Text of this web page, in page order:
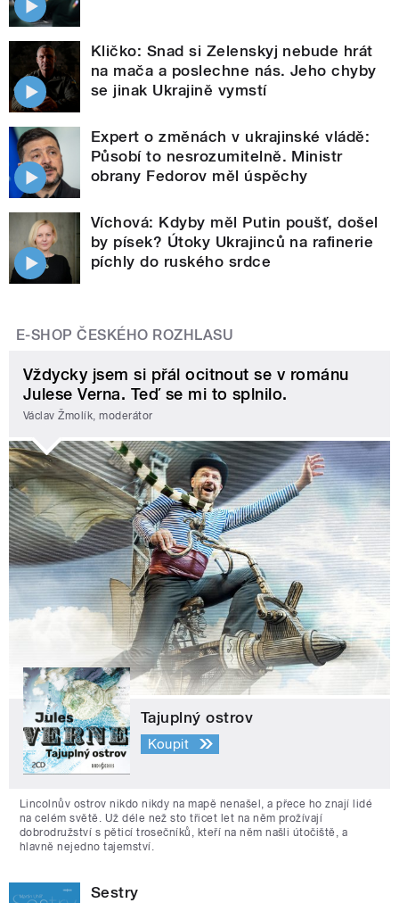
Kličko: Snad si Zelenskyj nebude hrát
na mača a poslechne nás. Jeho chyby
se jinak Ukrajině vymstí
Expert o změnách v ukrajinské vládě:
Působí to nesrozumitelně. Ministr
obrany Fedorov měl úspěchy
Víchová: Kdyby měl Putin poušť, došel
by písek? Útoky Ukrajinců na rafinerie
píchly do ruského srdce
E-SHOP ČESKÉHO ROZHLASU
Vždycky jsem si přál ocitnout se v románu
Julese Verna. Teď se mi to splnilo.
Václav Žmolík, moderátor
Tajuplný ostrov
Koupit
Lincolnův ostrov nikdo nikdy na mapě nenašel, a přece ho znají lidé
na celém světě. Už déle než sto třicet let na něm prožívají
dobrodružství s pěticí trosečníků, kteří na něm našli útočiště, a
hlavně nejedno tajemství.
Sestry